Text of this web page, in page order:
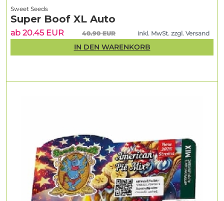
Sweet Seeds
Super Boof XL Auto
ab 20.45 EUR 40.90 EUR inkl. MwSt. zzgl. Versand
IN DEN WARENKORB